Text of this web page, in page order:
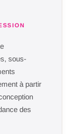
sous-
à partir
des